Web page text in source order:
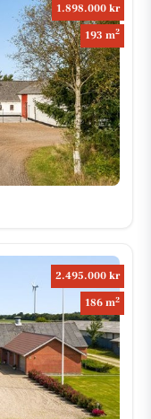
1.898.000 kr
193 m2
2.495.000 kr
186 m2